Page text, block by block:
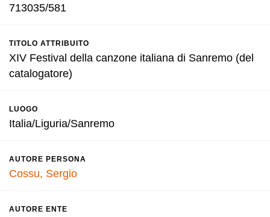
713035/581
TITOLO ATTRIBUITO
XIV Festival della canzone italiana di Sanremo (del
catalogatore)
LUOGO
Italia/Liguria/Sanremo
AUTORE PERSONA
Cossu, Sergio
AUTORE ENTE